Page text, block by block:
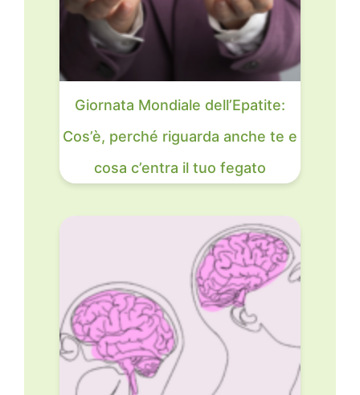
Giornata Mondiale dell’Epatite:
Cos’è, perché riguarda anche te e
cosa c’entra il tuo fegato